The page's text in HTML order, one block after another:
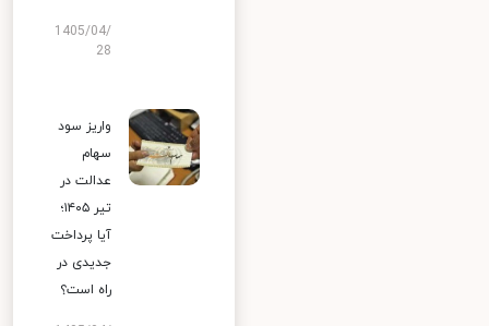
1405/04/
28
واریز سود
سهام
عدالت در
تیر ۱۴۰۵؛
آیا پرداخت
جدیدی در
راه است؟